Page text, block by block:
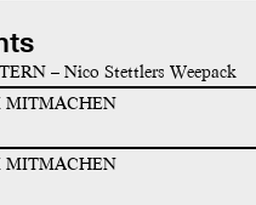
– Nico Stettlers Weepack
MITMACHEN
MITMACHEN